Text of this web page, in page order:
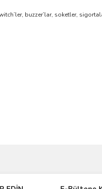
buzzer’lar, soketler,